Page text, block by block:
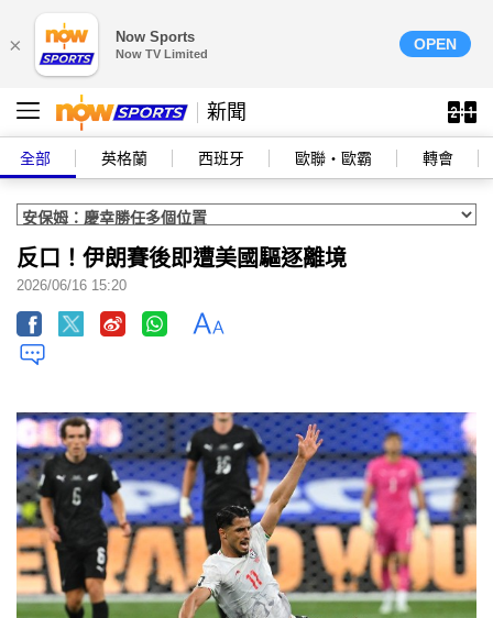
× Now Sports
Now TV Limited
OPEN
新聞
全部 英格蘭 西班牙 歐聯‧歐霸 轉會
反口！伊朗賽後即遭美國驅逐離境
2026/06/16 15:20